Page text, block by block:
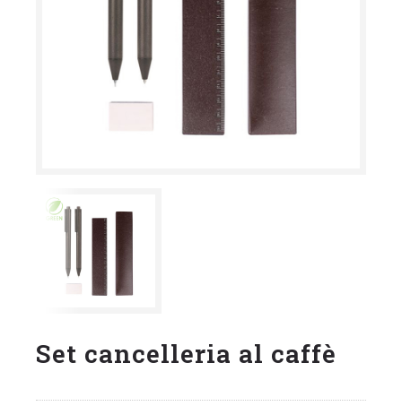
Set cancelleria al caffè